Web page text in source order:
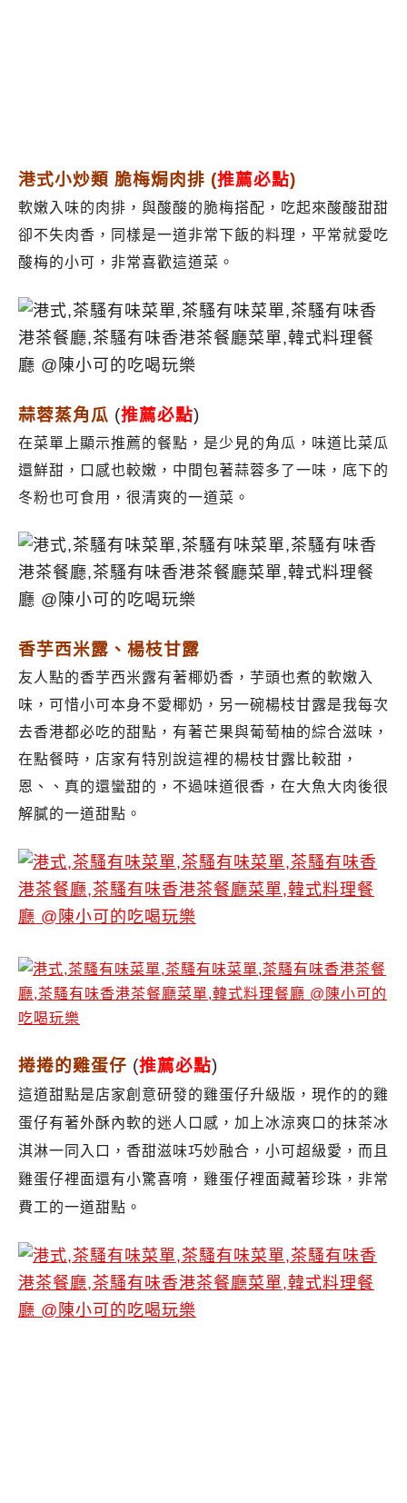
港式小炒類 脆梅焗肉排 (推薦必點)
軟嫩入味的肉排，與酸酸的脆梅搭配，吃起來酸酸甜甜
卻不失肉香，同樣是一道非常下飯的料理，平常就愛吃
酸梅的小可，非常喜歡這道菜。
蒜蓉蒸角瓜 (推薦必點)
在菜單上顯示推薦的餐點，是少見的角瓜，味道比菜瓜
還鮮甜，口感也較嫩，中間包著蒜蓉多了一味，底下的
冬粉也可食用，很清爽的一道菜。
香芋西米露、楊枝甘露
友人點的香芋西米露有著椰奶香，芋頭也煮的軟嫩入
味，可惜小可本身不愛椰奶，另一碗楊枝甘露是我每次
去香港都必吃的甜點，有著芒果與葡萄柚的綜合滋味，
在點餐時，店家有特別說這裡的楊枝甘露比較甜，
恩、、真的還蠻甜的，不過味道很香，在大魚大肉後很
解膩的一道甜點。
捲捲的雞蛋仔 (推薦必點)
這道甜點是店家創意研發的雞蛋仔升級版，現作的的雞
蛋仔有著外酥內軟的迷人口感，加上冰涼爽口的抹茶冰
淇淋一同入口，香甜滋味巧妙融合，小可超級愛，而且
雞蛋仔裡面還有小驚喜唷，雞蛋仔裡面藏著珍珠，非常
費工的一道甜點。